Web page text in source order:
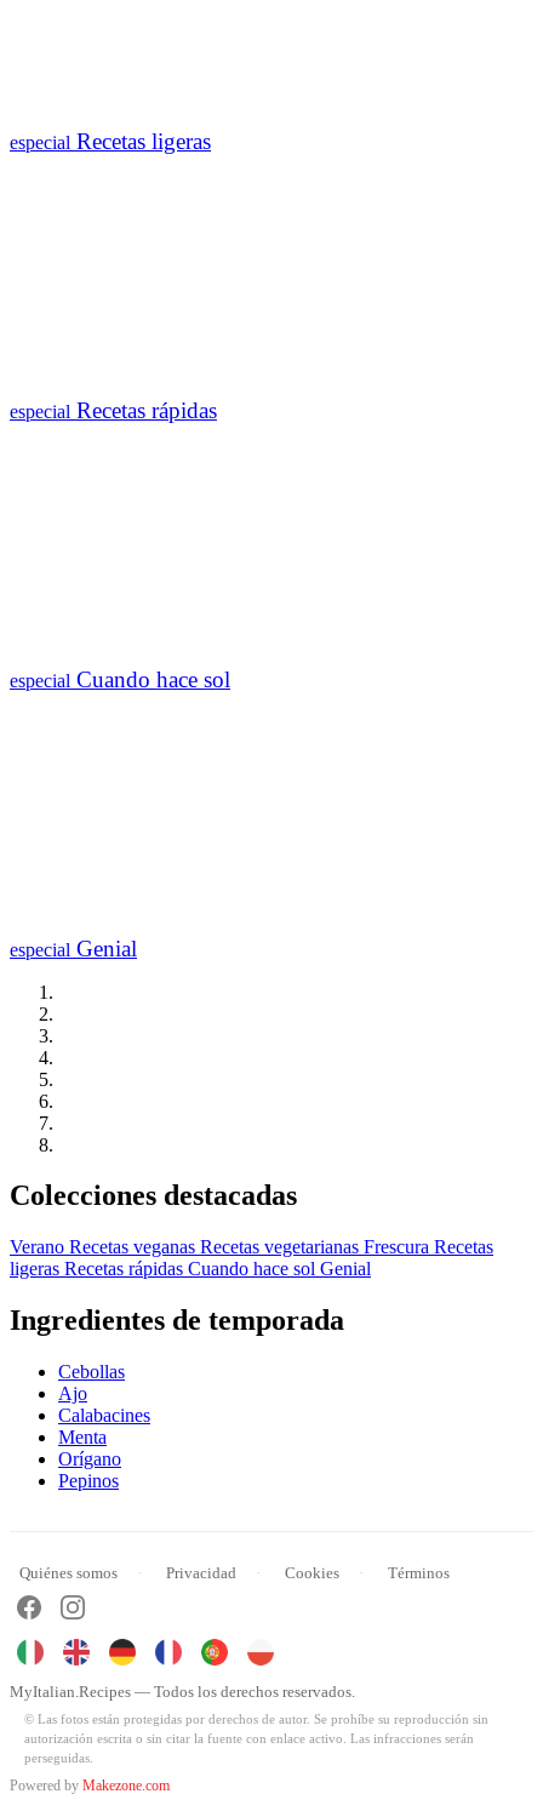
especial Recetas ligeras
especial Recetas rápidas
especial Cuando hace sol
especial Genial
Colecciones destacadas
Verano Recetas veganas Recetas vegetarianas Frescura Recetas
ligeras Recetas rápidas Cuando hace sol Genial
Ingredientes de temporada
Cebollas
Ajo
Calabacines
Menta
Orígano
Pepinos
Quiénes somos Privacidad Cookies Términos
MyItalian.Recipes — Todos los derechos reservados.
© Las fotos están protegidas por derechos de autor. Se prohíbe su reproducción sin
autorización escrita o sin citar la fuente con enlace activo. Las infracciones serán
perseguidas.
Powered by Makezone.com